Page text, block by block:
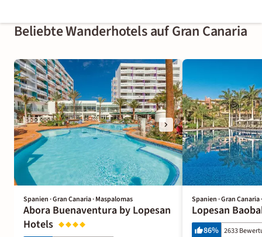
Beliebte Wanderhotels auf Gran Canaria
Spanien · Gran Canaria · Maspalomas
Abora Buenaventura by Lopesan
Hotels
Spanien · Gran Canaria
Lopesan
86% 2633